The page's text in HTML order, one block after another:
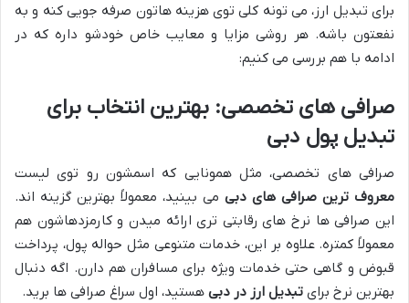
برای تبدیل ارز، می تونه کلی توی هزینه هاتون صرفه جویی کنه و به
نفعتون باشه. هر روشی مزایا و معایب خاص خودشو داره که در
ادامه با هم بررسی می کنیم:
صرافی های تخصصی: بهترین انتخاب برای
تبدیل پول دبی
صرافی های تخصصی، مثل همونایی که اسمشون رو توی لیست
معروف ترین صرافی های دبی می بینید، معمولاً بهترین گزینه اند.
این صرافی ها نرخ های رقابتی تری ارائه میدن و کارمزدهاشون هم
معمولاً کمتره. علاوه بر این، خدمات متنوعی مثل حواله پول، پرداخت
قبوض و گاهی حتی خدمات ویژه برای مسافران هم دارن. اگه دنبال
بهترین نرخ برای تبدیل ارز در دبی هستید، اول سراغ صرافی ها برید.